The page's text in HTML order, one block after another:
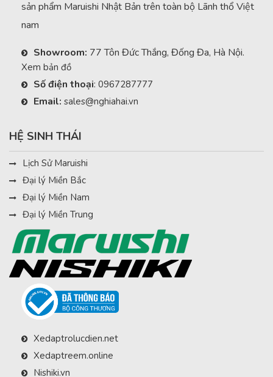
sản phẩm Maruishi Nhật Bản trên toàn bộ Lãnh thổ Việt
nam
Showroom: 77 Tôn Đức Thắng, Đống Đa, Hà Nội.
Xem bản đồ
Số điện thoại: 0967287777
Email: sales@nghiahai.vn
HỆ SINH THÁI
Lịch Sử Maruishi
Đại lý Miền Bắc
Đại lý Miền Nam
Đại lý Miền Trung
Xedaptrolucdien.net
Xedaptreem.online
Nishiki.vn